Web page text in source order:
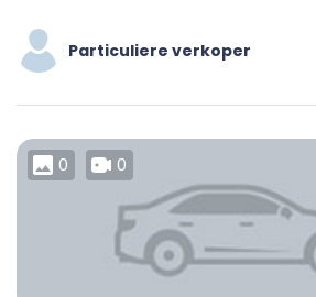
Particuliere verkoper
0 0